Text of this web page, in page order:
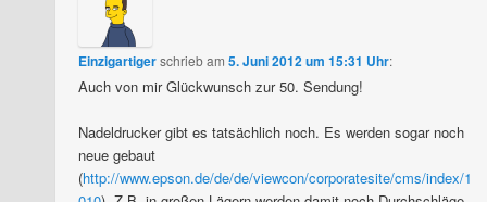
Einzigartigerschriebam5. Juni 2012 um 15:31 Uhr:
Auch von mir Glückwunsch zur 50. Sendung!
Nadeldrucker gibt es tatsächlich noch. Es werden sogar noch
neue gebaut
(http://www.epson.de/de/de/viewcon/corporatesite/cms/index/1